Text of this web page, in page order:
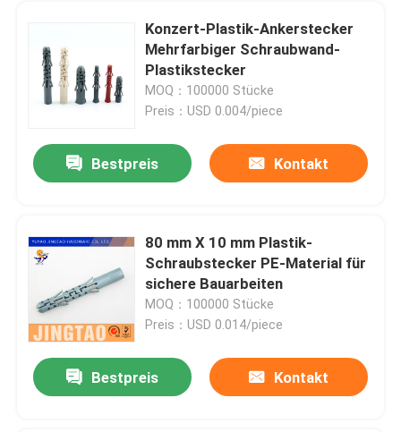
Konzert-Plastik-Ankerstecker
Mehrfarbiger Schraubwand-
Plastikstecker
MOQ：100000 Stücke
Preis：USD 0.004/piece
Bestpreis Kontakt
80 mm X 10 mm Plastik-
Schraubstecker PE-Material für
sichere Bauarbeiten
MOQ：100000 Stücke
Preis：USD 0.014/piece
Bestpreis Kontakt